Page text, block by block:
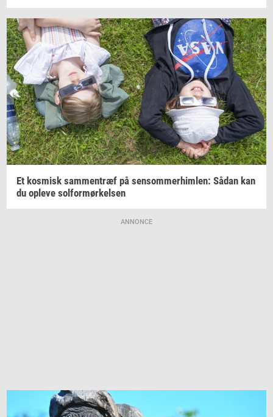
Et kos­misk sam­men­træf på sen­som­mer­him­len: Sådan kan
du op­le­ve sol­for­mør­kel­sen
ANNONCE